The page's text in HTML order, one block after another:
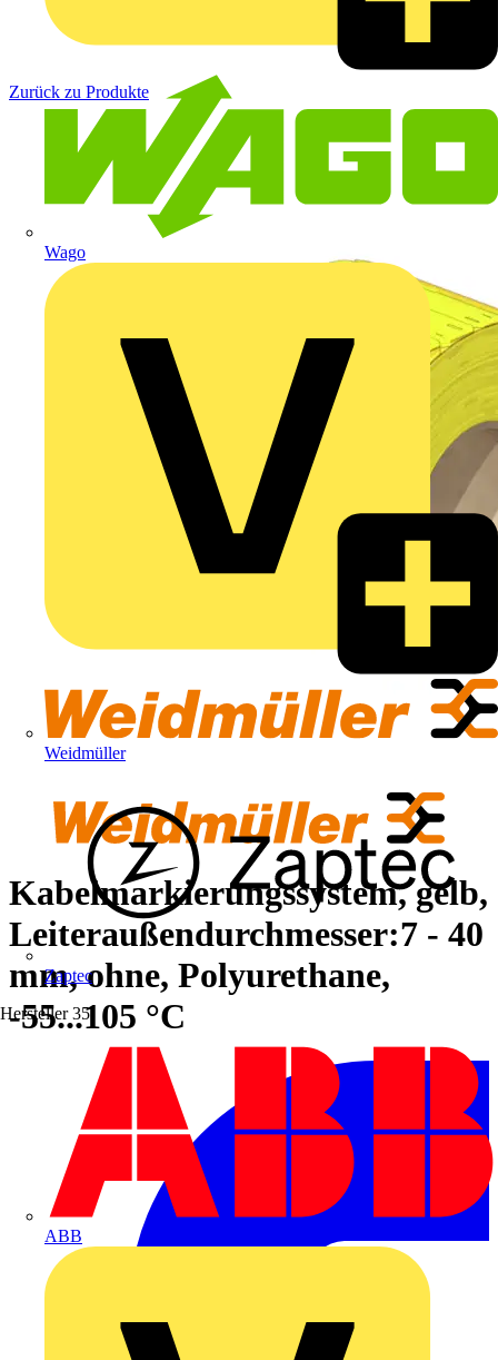
Wago
Weidmüller
Zaptec
Hersteller 35
ABB
Zurück zu Produkte
Kabelmarkierungssystem, gelb,
Leiteraußendurchmesser:7 - 40
mm, ohne, Polyurethane,
-55...105 °C